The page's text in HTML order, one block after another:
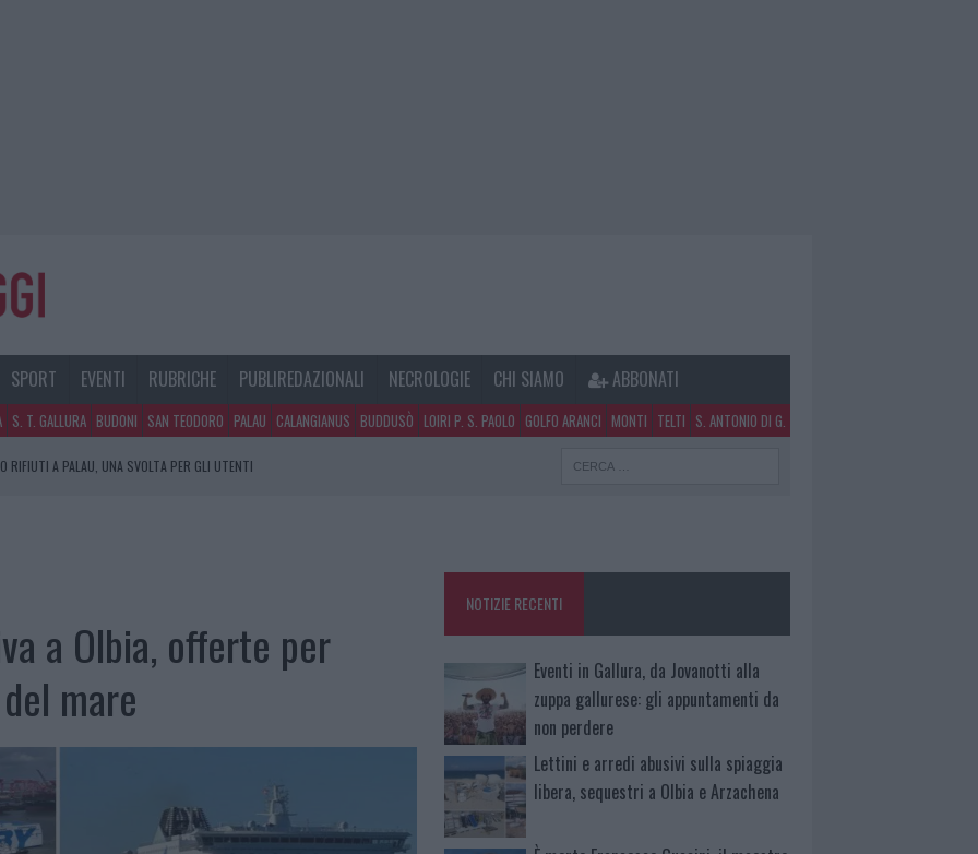
SPORT EVENTI RUBRICHE PUBLIREDAZIONALI NECROLOGIE CHI SIAMO ABBONATI
S. T. GALLURA BUDONI SAN TEODORO PALAU CALANGIANUS BUDDUSÒ LOIRI P. S. PAOLO GOLFO ARANCI MONTI TELTI S. ANTONIO DI G.
RIFIUTI A PALAU, UNA SVOLTA PER GLI UTENTI
a Olbia, offerte per
mare
NOTIZIE RECENTI
Eventi in Gallura, da Jovanotti alla
zuppa gallurese: gli appuntamenti da
non perdere
Lettini e arredi abusivi sulla spiaggia
libera, sequestri a Olbia e Arzachena